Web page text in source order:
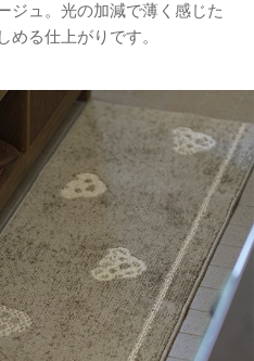
ジュ。光の加減で薄く感じた
める仕上がりです。